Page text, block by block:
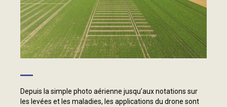
Depuis la simple photo aérienne jusqu’aux notations sur
les levées et les maladies, les applications du drone sont